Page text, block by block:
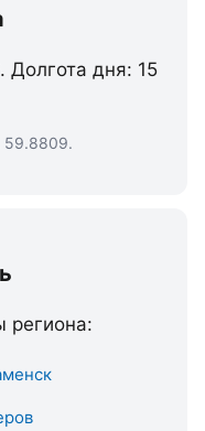
Долгота дня: 15
59.8809.
региона: